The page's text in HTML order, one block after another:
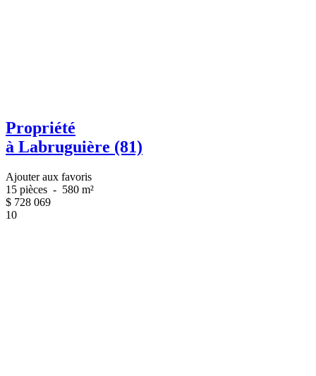
Propriété
à Labruguière (81)
Ajouter aux favoris
15 pièces - 580 m²
$ 728 069
10